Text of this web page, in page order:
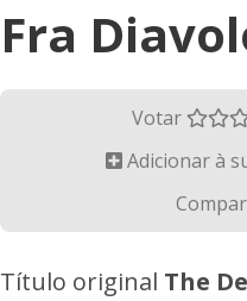
Fra
Votar
Adicionar à
Título original The